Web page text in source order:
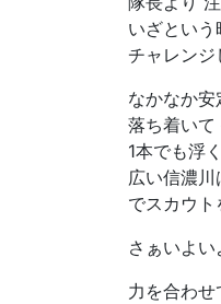
いざとい
チャレン
なかなか
落ち着いて
1本でも浮
広い信濃
でスカウ
さぁいよい
力を合わ